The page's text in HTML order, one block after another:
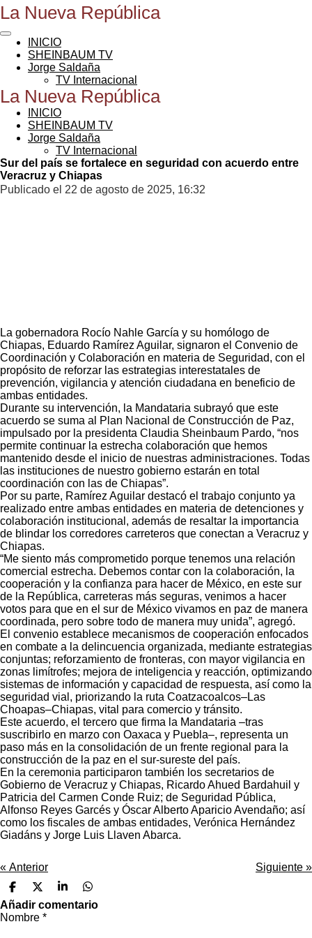
Ir
contenido
principal
La Nueva República
INICIO
SHEINBAUM TV
Jorge Saldaña
TV Internacional
La Nueva República
INICIO
SHEINBAUM TV
Jorge Saldaña
TV Internacional
Sur del país se fortalece en seguridad con acuerdo entre
Veracruz y Chiapas
Publicado el 22 de agosto de 2025, 16:32
La gobernadora Rocío Nahle García y su homólogo de
Chiapas, Eduardo Ramírez Aguilar, signaron el Convenio de
Coordinación y Colaboración en materia de Seguridad, con el
propósito de reforzar las estrategias interestatales de
prevención, vigilancia y atención ciudadana en beneficio de
ambas entidades.
Durante su intervención, la Mandataria subrayó que este
acuerdo se suma al Plan Nacional de Construcción de Paz,
impulsado por la presidenta Claudia Sheinbaum Pardo, “nos
permite continuar la estrecha colaboración que hemos
mantenido desde el inicio de nuestras administraciones. Todas
las instituciones de nuestro gobierno estarán en total
coordinación con las de Chiapas”.
Por su parte, Ramírez Aguilar destacó el trabajo conjunto ya
realizado entre ambas entidades en materia de detenciones y
colaboración institucional, además de resaltar la importancia
de blindar los corredores carreteros que conectan a Veracruz y
Chiapas.
“Me siento más comprometido porque tenemos una relación
comercial estrecha. Debemos contar con la colaboración, la
cooperación y la confianza para hacer de México, en este sur
de la República, carreteras más seguras, venimos a hacer
votos para que en el sur de México vivamos en paz de manera
coordinada, pero sobre todo de manera muy unida”, agregó.
El convenio establece mecanismos de cooperación enfocados
en combate a la delincuencia organizada, mediante estrategias
conjuntas; reforzamiento de fronteras, con mayor vigilancia en
zonas limítrofes; mejora de inteligencia y reacción, optimizando
sistemas de información y capacidad de respuesta, así como la
seguridad vial, priorizando la ruta Coatzacoalcos–Las
Choapas–Chiapas, vital para comercio y tránsito.
Este acuerdo, el tercero que firma la Mandataria –tras
suscribirlo en marzo con Oaxaca y Puebla–, representa un
paso más en la consolidación de un frente regional para la
construcción de la paz en el sur-sureste del país.
En la ceremonia participaron también los secretarios de
Gobierno de Veracruz y Chiapas, Ricardo Ahued Bardahuil y
Patricia del Carmen Conde Ruiz; de Seguridad Pública,
Alfonso Reyes Garcés y Óscar Alberto Aparicio Avendaño; así
como los fiscales de ambas entidades, Verónica Hernández
Giadáns y Jorge Luis Llaven Abarca.
« Anterior Siguiente »
C
o
m
p
C
o
m
p
C
o
C
o
Añadir comentario
Nombre *